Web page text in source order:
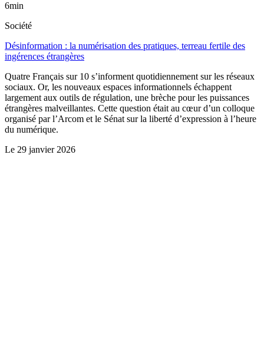
6min
Société
Désinformation : la numérisation des pratiques, terreau fertile des
ingérences étrangères
Quatre Français sur 10 s’informent quotidiennement sur les réseaux
sociaux. Or, les nouveaux espaces informationnels échappent
largement aux outils de régulation, une brèche pour les puissances
étrangères malveillantes. Cette question était au cœur d’un colloque
organisé par l’Arcom et le Sénat sur la liberté d’expression à l’heure
du numérique.
Le 29 janvier 2026